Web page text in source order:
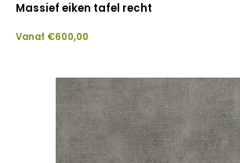
Massief eiken tafel recht
Vanaf €600,00